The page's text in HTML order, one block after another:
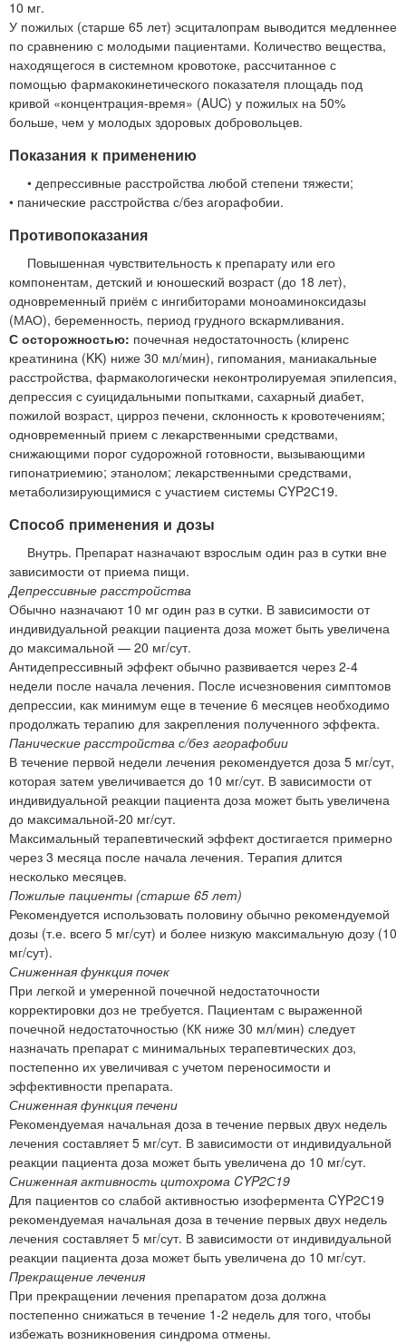
10 мг.
У пожилых (старше 65 лет) эсциталопрам выводится медленнее
по сравнению с молодыми пациентами. Количество вещества,
находящегося в системном кровотоке, рассчитанное с
помощью фармакокинетического показателя площадь под
кривой «концентрация-время» (AUC) у пожилых на 50%
больше, чем у молодых здоровых добровольцев.
Показания к применению
• депрессивные расстройства любой степени тяжести;
• панические расстройства с/без агорафобии.
Противопоказания
Повышенная чувствительность к препарату или его
компонентам, детский и юношеский возраст (до 18 лет),
одновременный приём с ингибиторами моноаминоксидазы
(МАО), беременность, период грудного вскармливания.
С осторожностью: почечная недостаточность (клиренс
креатинина (KK) ниже 30 мл/мин), гипомания, маниакальные
расстройства, фармакологически неконтролируемая эпилепсия,
депрессия с суицидальными попытками, сахарный диабет,
пожилой возраст, цирроз печени, склонность к кровотечениям;
одновременный прием с лекарственными средствами,
снижающими порог судорожной готовности, вызывающими
гипонатриемию; этанолом; лекарственными средствами,
метаболизирующимися с участием системы CYP2С19.
Способ применения и дозы
Внутрь. Препарат назначают взрослым один раз в сутки вне
зависимости от приема пищи.
Депрессивные расстройства
Обычно назначают 10 мг один раз в сутки. В зависимости от
индивидуальной реакции пациента доза может быть увеличена
до максимальной — 20 мг/сут.
Антидепрессивный эффект обычно развивается через 2-4
недели после начала лечения. После исчезновения симптомов
депрессии, как минимум еще в течение 6 месяцев необходимо
продолжать терапию для закрепления полученного эффекта.
Панические расстройства с/без агорафобии
В течение первой недели лечения рекомендуется доза 5 мг/сут,
которая затем увеличивается до 10 мг/сут. В зависимости от
индивидуальной реакции пациента доза может быть увеличена
до максимальной-20 мг/сут.
Максимальный терапевтический эффект достигается примерно
через 3 месяца после начала лечения. Терапия длится
несколько месяцев.
Пожилые пациенты (старше 65 лет)
Рекомендуется использовать половину обычно рекомендуемой
дозы (т.е. всего 5 мг/сут) и более низкую максимальную дозу (10
мг/сут).
Сниженная функция почек
При легкой и умеренной почечной недостаточности
корректировки доз не требуется. Пациентам с выраженной
почечной недостаточностью (КК ниже 30 мл/мин) следует
назначать препарат с минимальных терапевтических доз,
постепенно их увеличивая с учетом переносимости и
эффективности препарата.
Сниженная функция печени
Рекомендуемая начальная доза в течение первых двух недель
лечения составляет 5 мг/сут. В зависимости от индивидуальной
реакции пациента доза может быть увеличена до 10 мг/сут.
Сниженная активность цитохрома CYP2С19
Для пациентов со слабой активностью изофермента CYP2С19
рекомендуемая начальная доза в течение первых двух недель
лечения составляет 5 мг/сут. В зависимости от индивидуальной
реакции пациента доза может быть увеличена до 10 мг/сут.
Прекращение лечения
При прекращении лечения препаратом доза должна
постепенно снижаться в течение 1-2 недель для того, чтобы
избежать возникновения синдрома отмены.